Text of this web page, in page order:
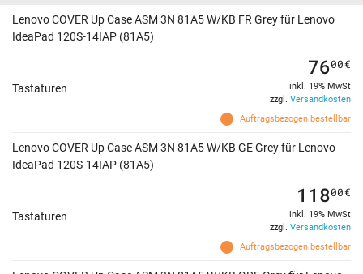
Lenovo COVER Up Case ASM 3N 81A5 W/KB FR Grey für Lenovo
IdeaPad 120S-14IAP (81A5)
Tastaturen
Auftragsbezogen bestellbar
7600€
inkl. 19% MwSt
zzgl. Versandkosten
Lenovo COVER Up Case ASM 3N 81A5 W/KB GE Grey für Lenovo
IdeaPad 120S-14IAP (81A5)
Tastaturen
Auftragsbezogen bestellbar
11800€
inkl. 19% MwSt
zzgl. Versandkosten